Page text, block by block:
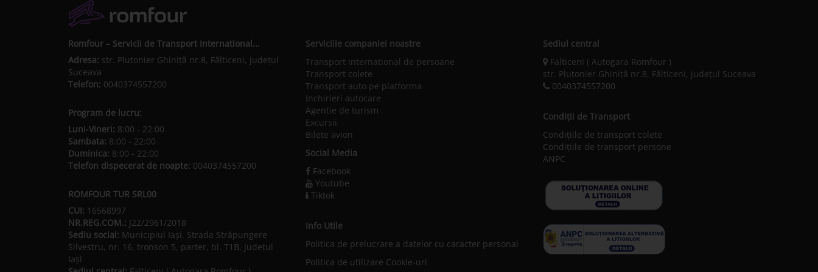
Romfour – Servicii de Transport International...
Adresa: str. Plutonier Ghiniţă nr.8, Fălticeni, judeţul
Suceava
Telefon: 0040374557200
Program de lucru:
Luni-Vineri: 8:00 - 22:00
Sambata: 8:00 - 22:00
Duminica: 8:00 - 22:00
Telefon dispecerat de noapte: 0040374557200
ROMFOUR TUR SRL00
CUI: 16568997
NR.REG.COM.: J22/2961/2018
Sediu social: Municipiul Iaşi, Strada Străpungere
Silvestru, nr. 16, tronson 5, parter, bl. T1B, Județul
Iaşi
Serviciile companiei noastre
Transport international de persoane
Transport colete
Transport auto pe platforma
Inchirieri autocare
Agentie de turism
Excursii
Bilete avion
Social Media
Facebook
Youtube
Tiktok
Info Utile
Politica de prelucrare a datelor cu caracter personal
Politica de utilizare Cookie-uri
Sediul central
Falticeni ( Autogara Romfour )
str. Plutonier Ghiniţă nr.8, Fălticeni, judeţul Suceava
0040374557200
Condiții de Transport
Condițiile de transport colete
Condițiile de transport persone
ANPC